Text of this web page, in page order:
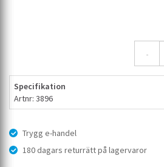
-
Specifikation
Artnr: 3896
Trygg e-handel
180 dagars returrätt på lagervaror